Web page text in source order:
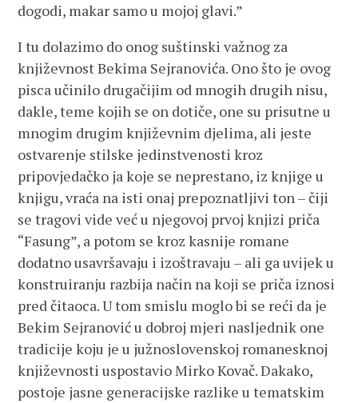
dogodi, makar samo u mojoj glavi.”
I tu dolazimo do onog suštinski važnog za
književnost Bekima Sejranovića. Ono što je ovog
pisca učinilo drugačijim od mnogih drugih nisu,
dakle, teme kojih se on dotiče, one su prisutne u
mnogim drugim književnim djelima, ali jeste
ostvarenje stilske jedinstvenosti kroz
pripovjedačko ja koje se neprestano, iz knjige u
knjigu, vraća na isti onaj prepoznatljivi ton – čiji
se tragovi vide već u njegovoj prvoj knjizi priča
“Fasung”, a potom se kroz kasnije romane
dodatno usavršavaju i izoštravaju – ali ga uvijek u
konstruiranju razbija način na koji se priča iznosi
pred čitaoca. U tom smislu moglo bi se reći da je
Bekim Sejranović u dobroj mjeri nasljednik one
tradicije koju je u južnoslovenskoj romanesknoj
književnosti uspostavio Mirko Kovač. Dakako,
postoje jasne generacijske razlike u tematskim